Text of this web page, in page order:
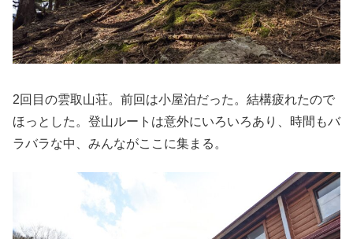
2回目の雲取山荘。前回は小屋泊だった。結構疲れたので
ほっとした。登山ルートは意外にいろいろあり、時間もバ
ラバラな中、みんながここに集まる。